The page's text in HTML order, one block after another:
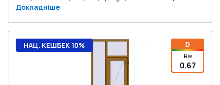
Докладніше
D
Rw
0.67
НАЦ. КЕШБЕК 10%